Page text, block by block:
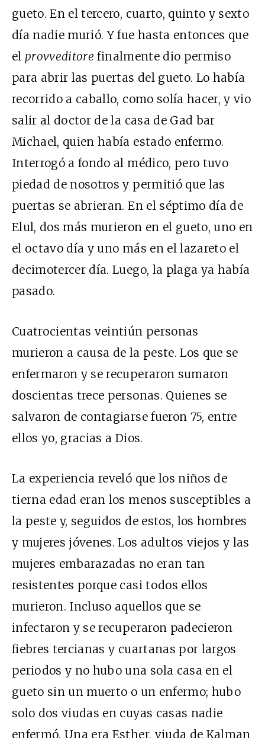
gueto. En el tercero, cuarto, quinto y sexto
día nadie murió. Y fue hasta entonces que
el provveditore finalmente dio permiso
para abrir las puertas del gueto. Lo había
recorrido a caballo, como solía hacer, y vio
salir al doctor de la casa de Gad bar
Michael, quien había estado enfermo.
Interrogó a fondo al médico, pero tuvo
piedad de nosotros y permitió que las
puertas se abrieran. En el séptimo día de
Elul, dos más murieron en el gueto, uno en
el octavo día y uno más en el lazareto el
decimotercer día. Luego, la plaga ya había
pasado.
Cuatrocientas veintiún personas
murieron a causa de la peste. Los que se
enfermaron y se recuperaron sumaron
doscientas trece personas. Quienes se
salvaron de contagiarse fueron 75, entre
ellos yo, gracias a Dios.
La experiencia reveló que los niños de
tierna edad eran los menos susceptibles a
la peste y, seguidos de estos, los hombres
y mujeres jóvenes. Los adultos viejos y las
mujeres embarazadas no eran tan
resistentes porque casi todos ellos
murieron. Incluso aquellos que se
infectaron y se recuperaron padecieron
fiebres tercianas y cuartanas por largos
periodos y no hubo una sola casa en el
gueto sin un muerto o un enfermo; hubo
solo dos viudas en cuyas casas nadie
enfermó. Una era Esther, viuda de Kalman